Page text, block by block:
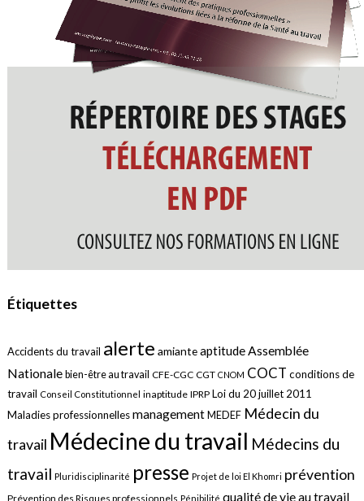
Étiquettes
Accidents du travail alerte amianteaptitudeAssemblée
Nationale bien-être au travail CFE-CGC CGT CNOM COCT conditions de
travail Conseil Constitutionnel inaptitude IPRP Loi du 20 juillet 2011
Maladies professionnellesmanagement MEDEF Médecin du
travail Médecine du travail Médecins du
travail Pluridisciplinarité presse Projet de loi El Khomri prévention
Prévention des Risques professionnels Pénibilité qualité de vie au travail